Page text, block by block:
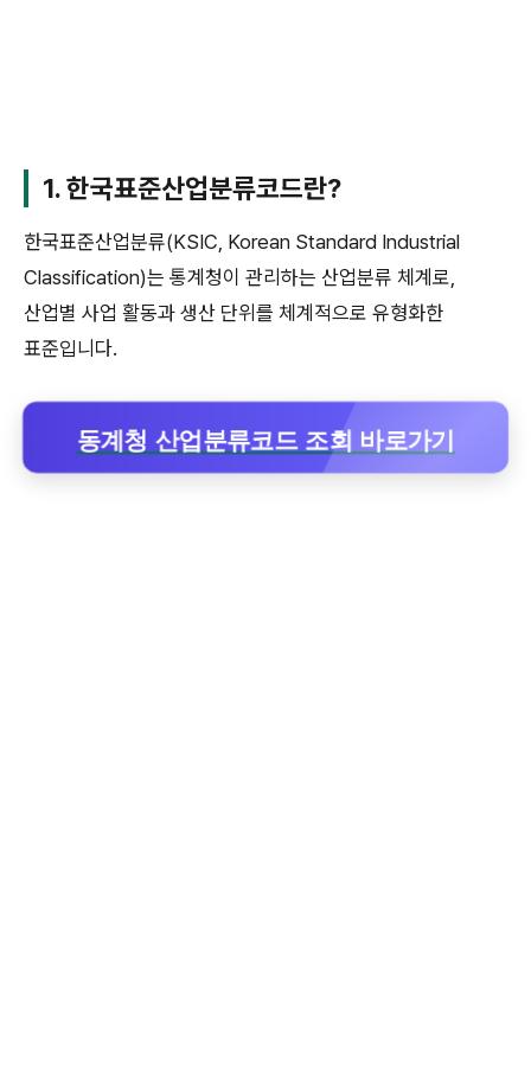
1. 한국표준산업분류코드란?
한국표준산업분류(KSIC, Korean Standard Industrial
Classification)는 통계청이 관리하는 산업분류 체계로,
산업별 사업 활동과 생산 단위를 체계적으로 유형화한
표준입니다.
동계청 산업분류코드 조회 바로가기